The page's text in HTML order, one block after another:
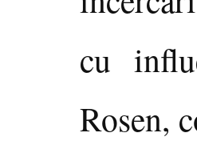
cu
Rosen,